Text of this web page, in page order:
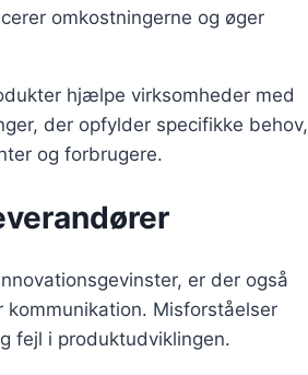
omkostningerne og øger
hjælpe virksomheder med
der opfylder specifikke behov,
og forbrugere.
er der også
Misforståelser
fejl i produktudviklingen.